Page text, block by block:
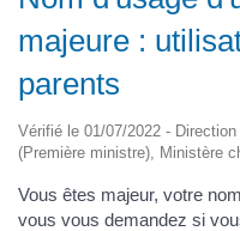
majeure :
parents
Vérifié le 01/07/2022 -
(Première ministre), Ministère
Vous êtes majeur, votre
vous vous demandez si